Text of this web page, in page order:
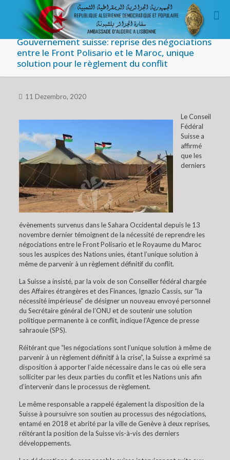
Gouvernement suisse: reprise des négociations
entre le Front Polisario et le Maroc, unique
solution pour le règlement du conflit
11 Dezembro, 2020
Le Conseil
Fédéral
Suisse a
affirmé
que les
derniers
évènements survenus dans le Sahara Occidental depuis le 13
novembre dernier témoignent de la nécessité de reprendre les
négociations entre le Front Polisario et le Royaume du Maroc
sous les auspices des Nations unies, étant l’unique solution à
même de parvenir à un règlement définitif du conflit.
La Suisse a insisté, par la voix de son Conseiller fédéral chargée
des Affaires étrangères et des Finances, Ignazio Cassis, sur “la
nécessité impérieuse” de désigner un nouveau envoyé personnel
du Secrétaire général de l’ONU et de soutenir une solution
politique permanente à ce conflit, indique l’Agence de presse
sahraouie (SPS).
Réitérant que “les négociations sont l’unique solution à même de
parvenir à un règlement définitif à la crise”, la Suisse a exprimé sa
disposition à apporter l’aide nécessaire dans le cas où elle sera
solliciter par les deux parties du conflit et les Nations unis afin
d’intervenir dans le processus de règlement.
Le même responsable a rappelé également la disposition de la
Suisse à poursuivre son soutien au processus des négociations,
entamé en 2018 et abrité par la ville de Genève à deux reprises,
réitérant la position de la Suisse vis-à-vis des derniers
développements.